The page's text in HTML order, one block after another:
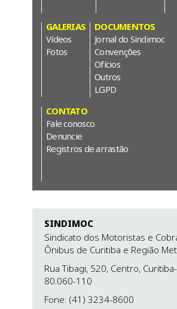
GALERIAS
Vídeos
Fotos
DOCUMENTOS
Jornal do Sindimoc
Convenções
Ofícios
Outros
LGPD
CONTATO
Fale conosco
Denuncie
Registros de arrastão
SINDIMOC
Sindicato dos Motoristas e
Ônibus de Curitiba e Região
Rua Tibagi, 520, Centro,
80.060-110
Fone: (41) 3234-8600